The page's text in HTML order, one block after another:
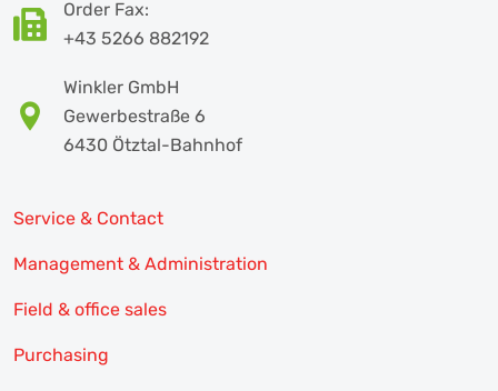
Order Fax:
+43 5266 882192
Winkler GmbH
Gewerbestraße 6
6430 Ötztal-Bahnhof
Service & Contact
Management & Administration
Field & office sales
Purchasing